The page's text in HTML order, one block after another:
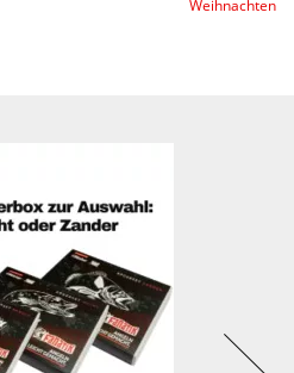
Weihnachten